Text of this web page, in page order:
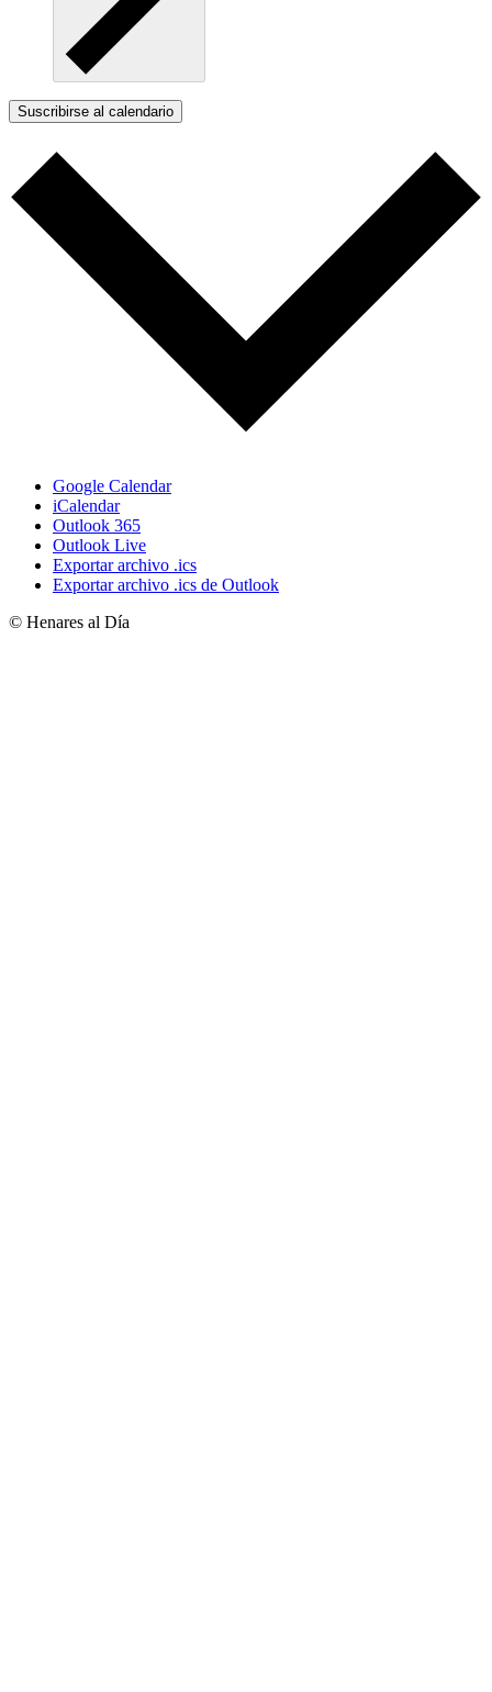
Suscribirse al calendario
Google Calendar
iCalendar
Outlook 365
Outlook Live
Exportar archivo .ics
Exportar archivo .ics de Outlook
© Henares al Día